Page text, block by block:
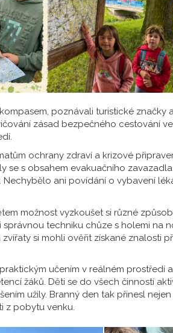
poznávali turistické značky
zásad bezpečného cestování
ochrany zdraví a krizové
se s obsahem evakuačního
ani povídání o vybavení
možnost vyzkoušet si různé
techniku chůze s holemi na
si mohli ověřit získané znalosti
učením v reálném prostředí
žáků. Děti se do všech činností
užily. Branný den tak přinesl
z pobytu venku.